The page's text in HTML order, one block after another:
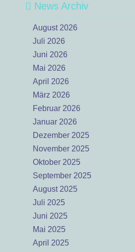
News Archiv
August 2026
Juli 2026
Juni 2026
Mai 2026
April 2026
März 2026
Februar 2026
Januar 2026
Dezember 2025
November 2025
Oktober 2025
September 2025
August 2025
Juli 2025
Juni 2025
Mai 2025
April 2025